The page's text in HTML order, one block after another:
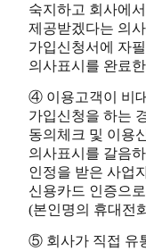
숙지하고 회사에
제공받겠다는 의
가입신청서에 자
의사표시를 완료
④ 이용고객이 비
가입신청을 하는
동의체크 및 이용
의사표시를 갈음
인정을 받은 사업
신용카드 인증으
(본인명의 휴대전
⑤ 회사가 직접 유